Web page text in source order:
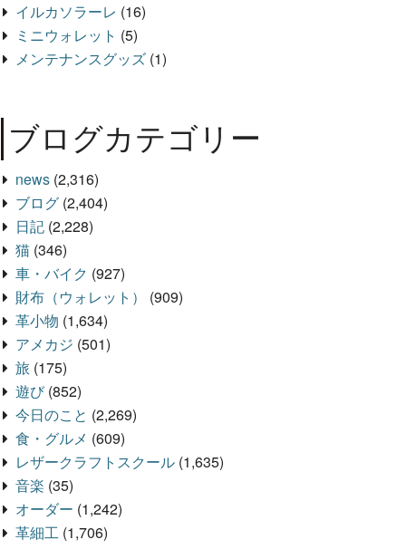
イルカソラーレ (16)
ミニウォレット (5)
メンテナンスグッズ (1)
ブログカテゴリー
news (2,316)
ブログ (2,404)
日記 (2,228)
猫 (346)
車・バイク (927)
財布（ウォレット）
(909)
革小物 (1,634)
アメカジ (501)
旅 (175)
遊び(852)
今日のこと (2,269)
食・グルメ (609)
レザークラフトスクール (1,635)
音楽 (35)
オーダー (1,242)
革細工 (1,706)